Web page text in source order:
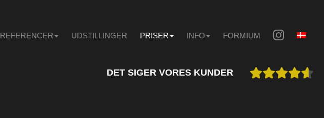
REFERENCER UDSTILLINGER PRISER INFO FORMIUM
DET SIGER VORES KUNDER